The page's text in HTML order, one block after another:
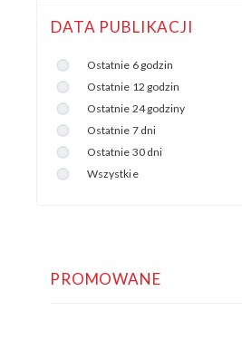
DATA PUBLIKACJI
Ostatnie 6 godzin
Ostatnie 12 godzin
Ostatnie 24 godziny
Ostatnie 7 dni
Ostatnie 30 dni
Wszystkie
PROMOWANE